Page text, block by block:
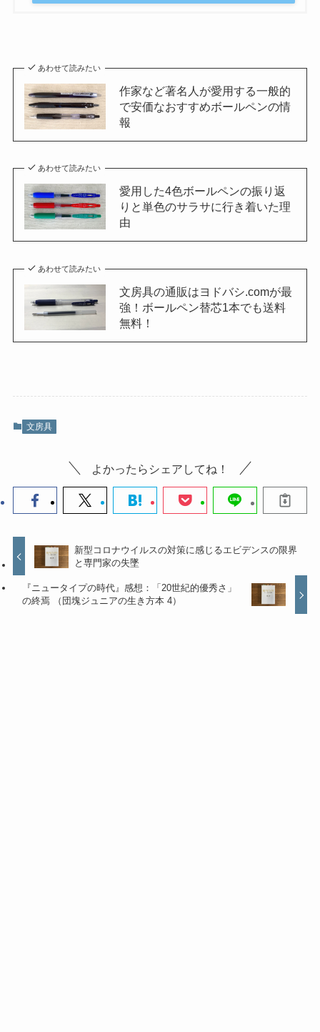
あわせて読みたい
作家など著名人が愛用する一般的
で安価なおすすめボールペンの情
報
あわせて読みたい
愛用した4色ボールペンの振り返
りと単色のサラサに行き着いた理
由
あわせて読みたい
文房具の通販はヨドバシ.comが最
強！ボールペン替芯1本でも送料
無料！
文房具
よかったらシェアしてね！
新型コロナウイルスの対策に感じるエビデンスの限界
と専門家の失墜
『ニュータイプの時代』感想：「20世紀的優秀さ」
の終焉 （団塊ジュニアの生き方本 4）